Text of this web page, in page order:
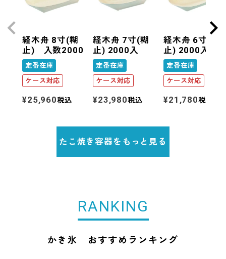
経木舟 8寸(糊
止) 入数2000
定番在庫
ケース対応
¥25,960税込
経木舟 7寸(糊
止) 2000入
定番在庫
ケース対応
¥23,980税込
経木舟 6寸(糊
止) 2000入
定番在庫
ケース対応
¥21,780税込
たこ焼き容器をもっと見る
RANKING
かき氷 おすすめランキング